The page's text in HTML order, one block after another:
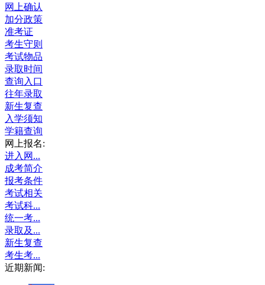
网上确认
加分政策
准考证
考生守则
考试物品
录取时间
查询入口
往年录取
新生复查
入学须知
学籍查询
网上报名:
进入网...
成考简介
报考条件
考试相关
考试科...
统一考...
录取及...
新生复查
考生考...
近期新闻: